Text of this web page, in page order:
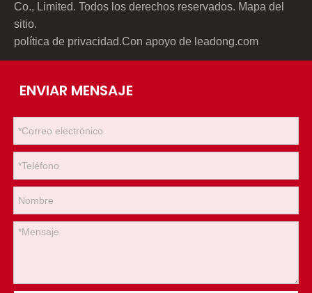
Co., Limited. Todos los derechos reservados. Mapa del
sitio.
política de privacidad.Con apoyo de leadong.com
ENVIAR MENSAJE